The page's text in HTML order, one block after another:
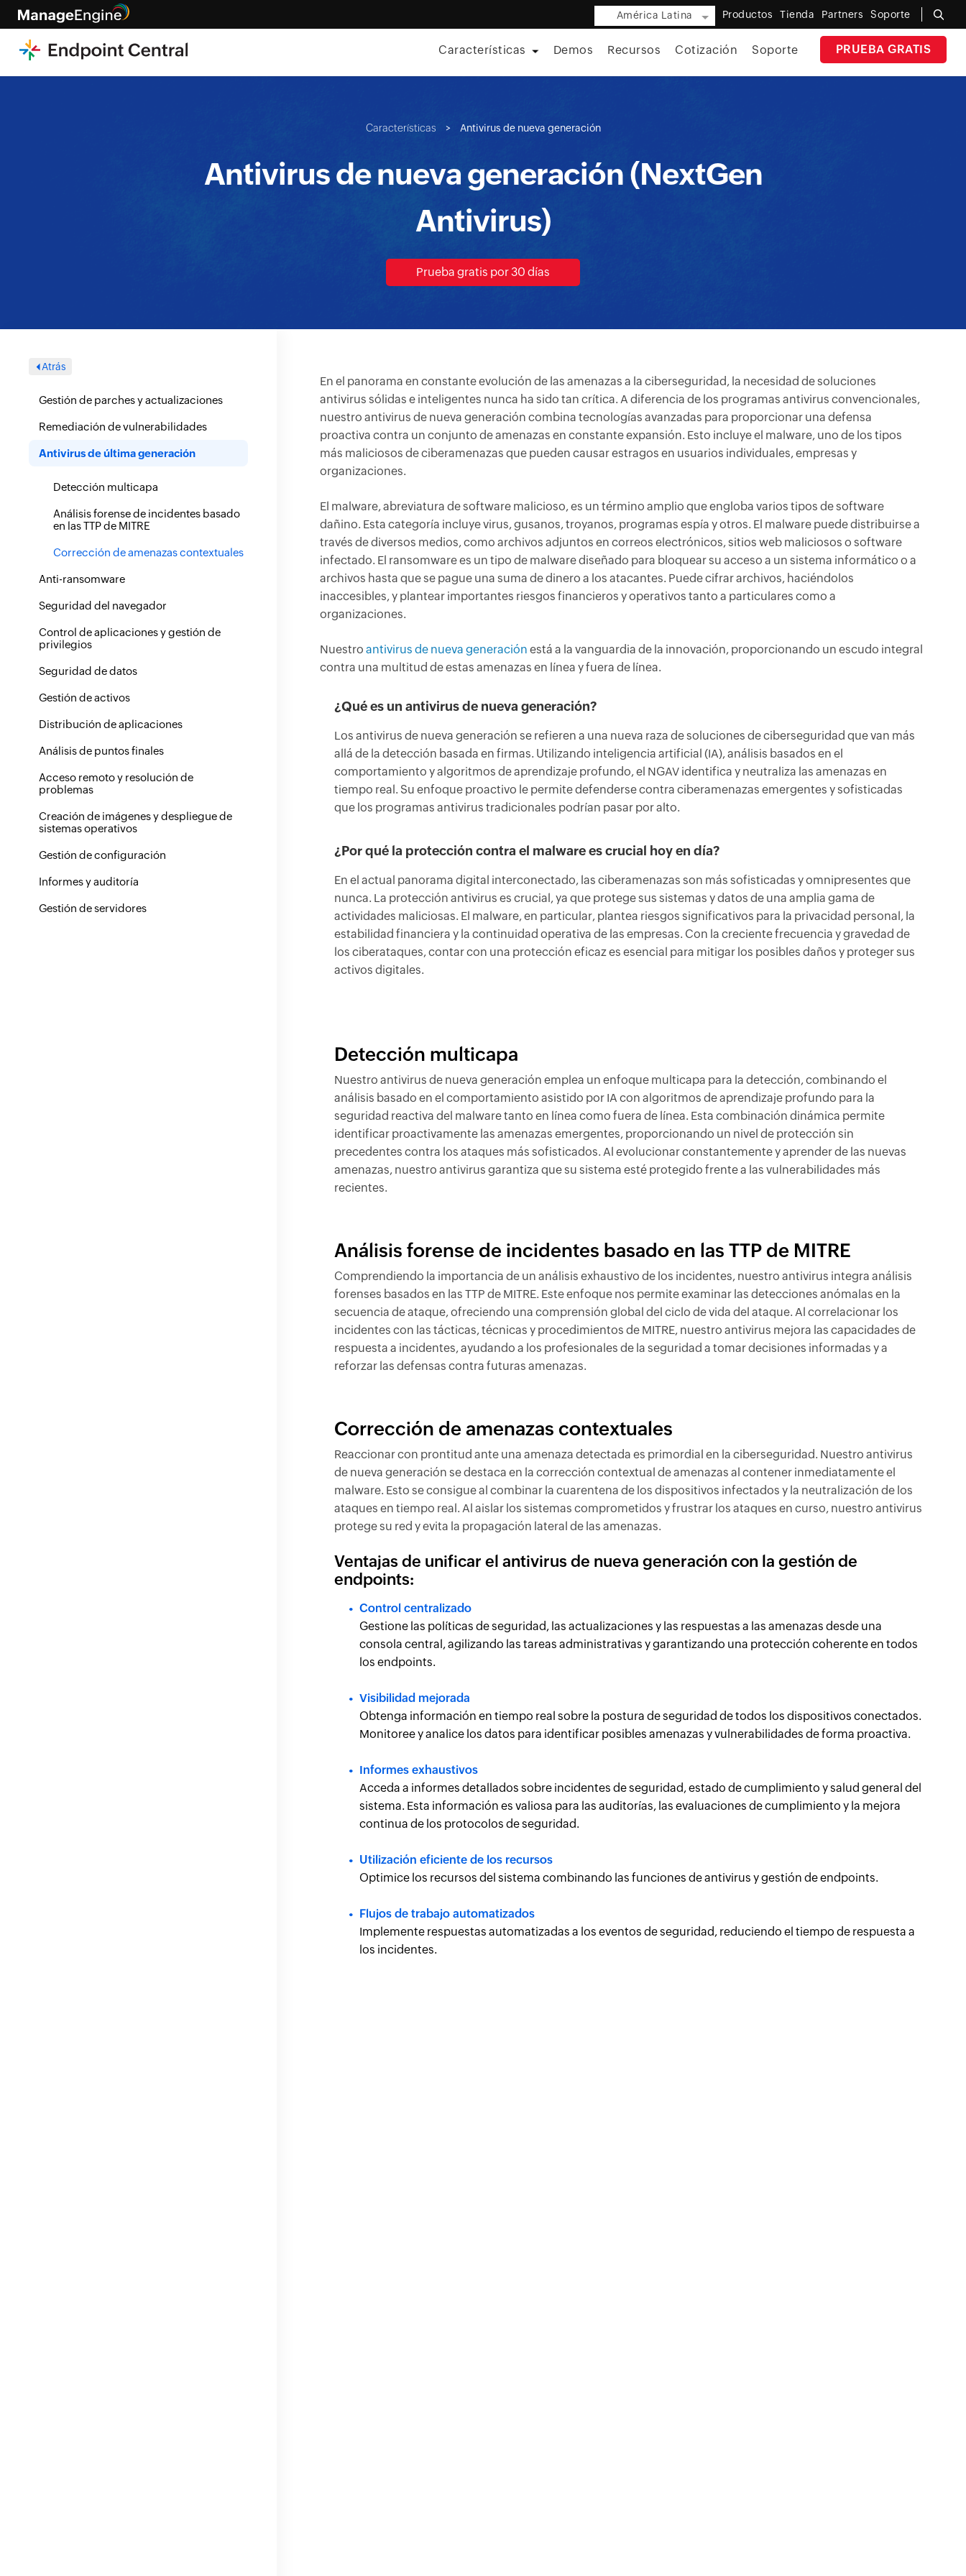
América Latina Productos Tienda Partners Soporte
PRUEBA GRATIS
Características Demos Recursos Cotización Soporte
Características > Antivirus de nueva generación
Antivirus de nueva generación (NextGen
Antivirus)
Prueba gratis por 30 días
Gestión de parches y actualizaciones
Remediación de vulnerabilidades
Antivirus de última generación
Detección multicapa
Análisis forense de incidentes basado
en las TTP de MITRE
Corrección de amenazas contextuales
Anti-ransomware
Seguridad del navegador
Control de aplicaciones y gestión de
privilegios
Seguridad de datos
Gestión de activos
Distribución de aplicaciones
Análisis de puntos finales
Acceso remoto y resolución de
problemas
Creación de imágenes y despliegue de
sistemas operativos
Gestión de configuración
Informes y auditoría
Gestión de servidores
Atrás
En el panorama en constante evolución de las amenazas a la ciberseguridad, la necesidad de soluciones
antivirus sólidas e inteligentes nunca ha sido tan crítica. A diferencia de los programas antivirus convencionales,
nuestro antivirus de nueva generación combina tecnologías avanzadas para proporcionar una defensa
proactiva contra un conjunto de amenazas en constante expansión. Esto incluye el malware, uno de los tipos
más maliciosos de ciberamenazas que pueden causar estragos en usuarios individuales, empresas y
organizaciones.
El malware, abreviatura de software malicioso, es un término amplio que engloba varios tipos de software
dañino. Esta categoría incluye virus, gusanos, troyanos, programas espía y otros. El malware puede distribuirse a
través de diversos medios, como archivos adjuntos en correos electrónicos, sitios web maliciosos o software
infectado. El ransomware es un tipo de malware diseñado para bloquear su acceso a un sistema informático o a
archivos hasta que se pague una suma de dinero a los atacantes. Puede cifrar archivos, haciéndolos
inaccesibles, y plantear importantes riesgos financieros y operativos tanto a particulares como a
organizaciones.
Nuestro antivirus de nueva generación está a la vanguardia de la innovación, proporcionando un escudo integral
contra una multitud de estas amenazas en línea y fuera de línea.
¿Qué es un antivirus de nueva generación?
Los antivirus de nueva generación se refieren a una nueva raza de soluciones de ciberseguridad que van más
allá de la detección basada en firmas. Utilizando inteligencia artificial (IA), análisis basados en el
comportamiento y algoritmos de aprendizaje profundo, el NGAV identifica y neutraliza las amenazas en
tiempo real. Su enfoque proactivo le permite defenderse contra ciberamenazas emergentes y sofisticadas
que los programas antivirus tradicionales podrían pasar por alto.
¿Por qué la protección contra el malware es crucial hoy en día?
En el actual panorama digital interconectado, las ciberamenazas son más sofisticadas y omnipresentes que
nunca. La protección antivirus es crucial, ya que protege sus sistemas y datos de una amplia gama de
actividades maliciosas. El malware, en particular, plantea riesgos significativos para la privacidad personal, la
estabilidad financiera y la continuidad operativa de las empresas. Con la creciente frecuencia y gravedad de
los ciberataques, contar con una protección eficaz es esencial para mitigar los posibles daños y proteger sus
activos digitales.
Detección multicapa
Nuestro antivirus de nueva generación emplea un enfoque multicapa para la detección, combinando el
análisis basado en el comportamiento asistido por IA con algoritmos de aprendizaje profundo para la
seguridad reactiva del malware tanto en línea como fuera de línea. Esta combinación dinámica permite
identificar proactivamente las amenazas emergentes, proporcionando un nivel de protección sin
precedentes contra los ataques más sofisticados. Al evolucionar constantemente y aprender de las nuevas
amenazas, nuestro antivirus garantiza que su sistema esté protegido frente a las vulnerabilidades más
recientes.
Análisis forense de incidentes basado en las TTP de MITRE
Comprendiendo la importancia de un análisis exhaustivo de los incidentes, nuestro antivirus integra análisis
forenses basados en las TTP de MITRE. Este enfoque nos permite examinar las detecciones anómalas en la
secuencia de ataque, ofreciendo una comprensión global del ciclo de vida del ataque. Al correlacionar los
incidentes con las tácticas, técnicas y procedimientos de MITRE, nuestro antivirus mejora las capacidades de
respuesta a incidentes, ayudando a los profesionales de la seguridad a tomar decisiones informadas y a
reforzar las defensas contra futuras amenazas.
Corrección de amenazas contextuales
Reaccionar con prontitud ante una amenaza detectada es primordial en la ciberseguridad. Nuestro antivirus
de nueva generación se destaca en la corrección contextual de amenazas al contener inmediatamente el
malware. Esto se consigue al combinar la cuarentena de los dispositivos infectados y la neutralización de los
ataques en tiempo real. Al aislar los sistemas comprometidos y frustrar los ataques en curso, nuestro antivirus
protege su red y evita la propagación lateral de las amenazas.
Ventajas de unificar el antivirus de nueva generación con la gestión de
endpoints:
Control centralizado
Gestione las políticas de seguridad, las actualizaciones y las respuestas a las amenazas desde una
consola central, agilizando las tareas administrativas y garantizando una protección coherente en todos
los endpoints.
Visibilidad mejorada
Obtenga información en tiempo real sobre la postura de seguridad de todos los dispositivos conectados.
Monitoree y analice los datos para identificar posibles amenazas y vulnerabilidades de forma proactiva.
Informes exhaustivos
Acceda a informes detallados sobre incidentes de seguridad, estado de cumplimiento y salud general del
sistema. Esta información es valiosa para las auditorías, las evaluaciones de cumplimiento y la mejora
continua de los protocolos de seguridad.
Utilización eficiente de los recursos
Optimice los recursos del sistema combinando las funciones de antivirus y gestión de endpoints.
Flujos de trabajo automatizados
Implemente respuestas automatizadas a los eventos de seguridad, reduciendo el tiempo de respuesta a
los incidentes.